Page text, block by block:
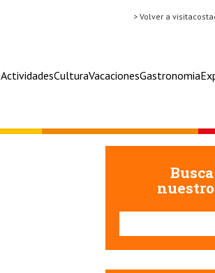
> Volver a
ActividadesCulturaVacacionesGastronomia
Esto es un campo